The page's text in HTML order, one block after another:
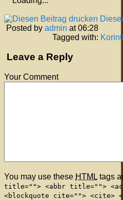
Posted by admin at 06:28
Tagged with:
Leave a Reply
Your Comment
You may use these HTML tags
title=""> <abbr title="">
<blockquote cite=""> <cite>